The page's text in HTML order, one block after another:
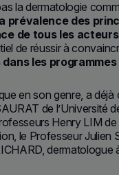
la dermatologie
prévalence des
de tous les acteurs
de réussir à
les
en son genre, a
de l’Université
Henry LIM
le Professeur Julien
dermatologue